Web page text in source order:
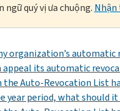
ngữ quý vị ưa chuộng. Nhận
organization’s automatic
appeal its automatic
the Auto-Revocation List
year period, what should it